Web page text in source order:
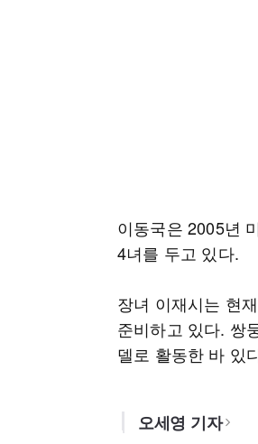
이동국은 2005년
4녀를 두고 있다.
장녀 이재시는 현
준비하고 있다. 쌍
델로 활동한 바 있
오세영 기자